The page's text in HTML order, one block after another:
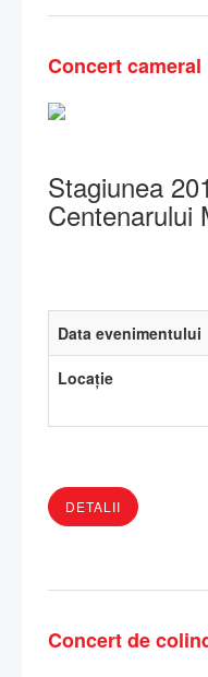
Concert cameral
Stagiunea
Centenarului
Data evenimentului
Locație
DETALII
Concert de